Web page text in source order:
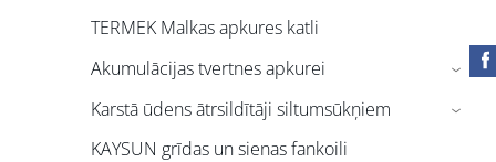
TERMEK Malkas apkures katli
Akumulācijas tvertnes apkurei
›
Karstā ūdens ātrsildītāji siltumsūkņiem ›
KAYSUN grīdas un sienas fankoili